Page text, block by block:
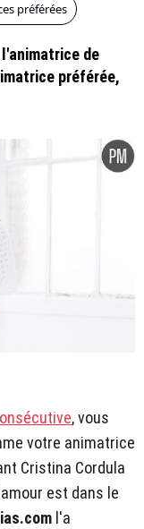
préférées
de
préférée,
, vous
votre animatrice
Cristina Cordula
est dans le
l'a